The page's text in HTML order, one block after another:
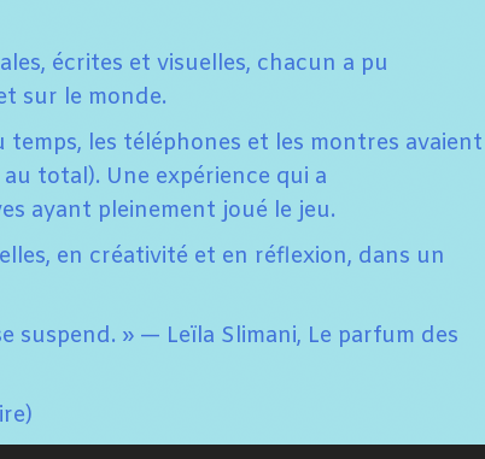
écrites et visuelles, chacun a pu
sur le monde.
les téléphones et les montres avaient
total). Une expérience qui a
ayant pleinement joué le jeu.
en créativité et en réflexion, dans un
suspend. » — Leïla Slimani, Le parfum des